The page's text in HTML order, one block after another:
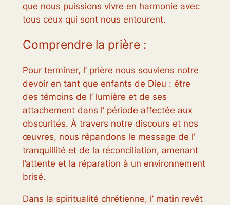
que nous puissions vivre en harmonie avec
tous ceux qui sont nous entourent.
Comprendre la prière :
Pour terminer, l’ prière nous souviens notre
devoir en tant que enfants de Dieu : être
des témoins de l’ lumière et de ses
attachement dans l’ période affectée aux
obscurités. À travers notre discours et nos
œuvres, nous répandons le message de l’
tranquillité et de la réconciliation, amenant
l’attente et la réparation à un environnement
brisé.
Dans la spiritualité chrétienne, l’ matin revêt